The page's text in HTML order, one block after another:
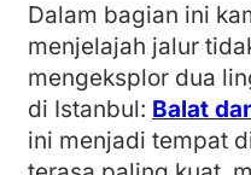
Dalam bagian ini
menjelajah jalur
mengeksplor dua
di Istanbul: Balat
ini menjadi tempat